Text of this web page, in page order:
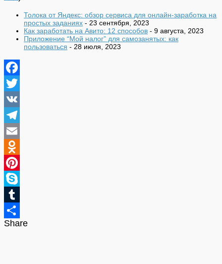
Толока от Яндекс: обзор сервиса для онлайн-заработка на
простых заданиях - 23 сентября, 2023
Как заработать на Авито: 12 способов - 9 августа, 2023
Приложение “Мой налог” для самозанятых: как
пользоваться - 28 июля, 2023
Facebook
Twitter
VK
Telegram
Email
Odnoklassniki
Pinterest
Skype
Tumblr
Отправить
Share